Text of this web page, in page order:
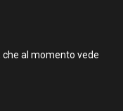
che al momento vede